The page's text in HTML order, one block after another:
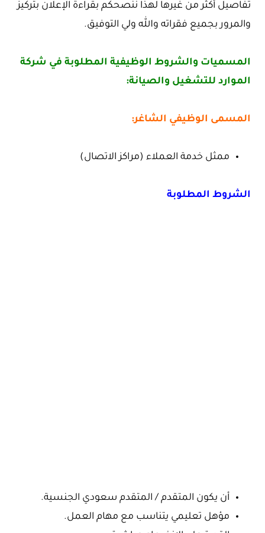
تفاصيل أكثر من غيرها لهذا ننصحكم بقراءة الإعلان بتركيز
والمرور بجميع فقراته والله ولي التوفيق.
المسميات والشروط الوظيفية المطلوبة في شركة
الموارد للتشغيل والصيانة:
المسمى الوظيفي الشاغر:
ممثل خدمة العملاء (مراكز الاتصال)
الشروط المطلوبة
أن يكون المتقدم / المتقدم سعودي الجنسية.
مؤهل تعليمي يتناسب مع مهام العمل.